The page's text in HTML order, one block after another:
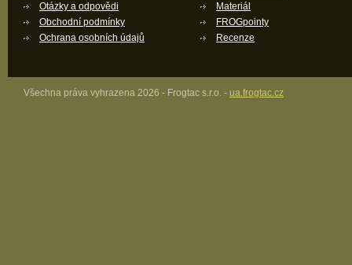
Otázky a odpovědi
Obchodní podmínky
Ochrana osobních údajů
Materiál
FROGpointy
Recenze
Všechna práva vyhrazena 2026 - Frogtac s.r.o. - ua.frogtac.cz